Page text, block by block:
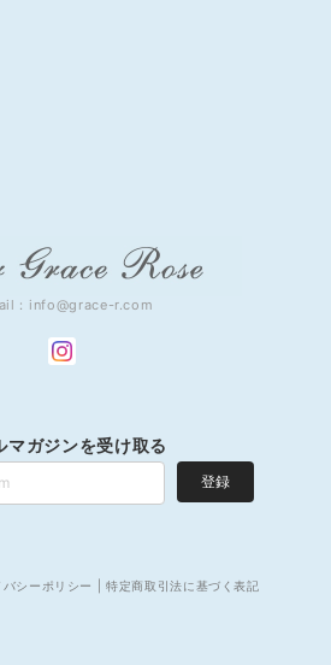
： info@grace-r.com
マガジンを受け取る
登録
バシーポリシー |特定商取引法に基づく表記